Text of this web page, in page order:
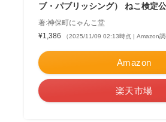
ブ・パブリッシング） ねこ検定
著:神保町にゃんこ堂
¥1,386
（2025/11/09 02:13時点 | Amazon調
Amazon
楽天市場